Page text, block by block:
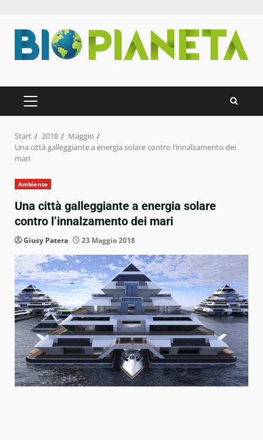
Inhalt
springen
PRIMÄRES
MENÜ
Start 2018
Maggio
Una città galleggiante a energia solare contro l’innalzamento dei
mari
Ambiente
Una città galleggiante a energia solare
contro l’innalzamento dei mari
Giusy Patera 23 Maggio 2018